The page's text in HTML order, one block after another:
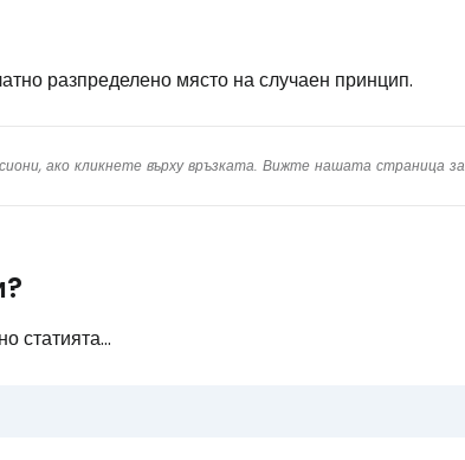
разпределено място на случаен принцип.
ако кликнете върху връзката. Вижте нашата страница за
статията...